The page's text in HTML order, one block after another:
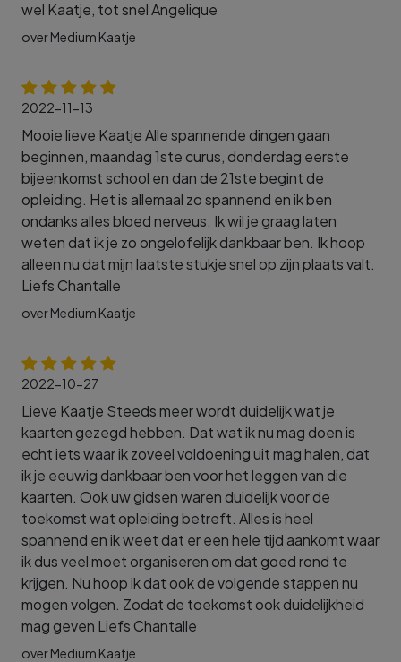
wel Kaatje, tot snel Angelique
over Medium Kaatje
2022-11-13
Mooie lieve Kaatje Alle spannende dingen gaan
beginnen, maandag 1ste curus, donderdag eerste
bijeenkomst school en dan de 21ste begint de
opleiding. Het is allemaal zo spannend en ik ben
ondanks alles bloed nerveus. Ik wil je graag laten
weten dat ik je zo ongelofelijk dankbaar ben. Ik hoop
alleen nu dat mijn laatste stukje snel op zijn plaats valt.
Liefs Chantalle
over Medium Kaatje
2022-10-27
Lieve Kaatje Steeds meer wordt duidelijk wat je
kaarten gezegd hebben. Dat wat ik nu mag doen is
echt iets waar ik zoveel voldoening uit mag halen, dat
ik je eeuwig dankbaar ben voor het leggen van die
kaarten. Ook uw gidsen waren duidelijk voor de
toekomst wat opleiding betreft. Alles is heel
spannend en ik weet dat er een hele tijd aankomt waar
ik dus veel moet organiseren om dat goed rond te
krijgen. Nu hoop ik dat ook de volgende stappen nu
mogen volgen. Zodat de toekomst ook duidelijkheid
mag geven Liefs Chantalle
over Medium Kaatje